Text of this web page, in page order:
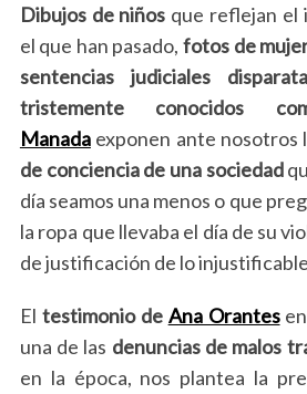
Dibujos de niños que reflejan el
el que han pasado, fotos de
sentencias judiciales
tristemente conocidos
Manadaexponen ante nosotros
de conciencia de una sociedad
día seamos una menos o que
la ropa que llevaba el día de su
de justificación de lo
El testimonio de Ana Orantesen
una de las denuncias de malos
en la época, nos plantea la